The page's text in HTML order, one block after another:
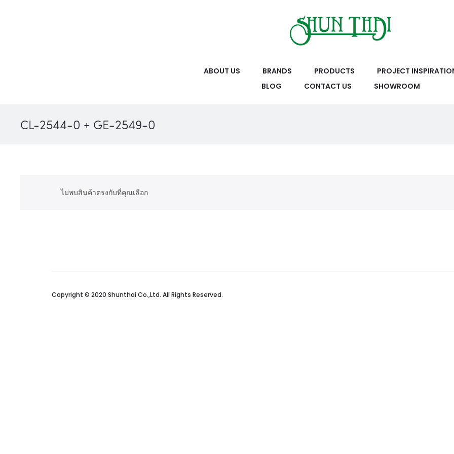
ABOUT US BRANDS PRODUCTS
PROJECT
BLOG
CONTACT US SHOWROOM
CL-2544-0 + GE-2549-0
ไม่พบสินค้าตรงกับที่คุณเลือก
Copyright © 2020 Shunthai Co.,Ltd. All Rights Reserved.